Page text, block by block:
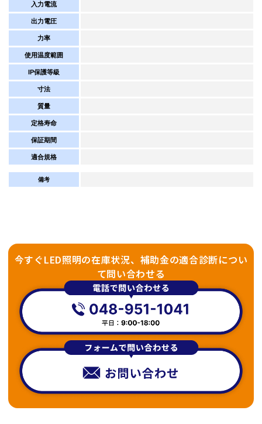
入力電流
出力電圧
力率
使用温度範囲
IP保護等級
寸法
質量
定格寿命
保証期間
適合規格
備考
今すぐLED照明の在庫状況、補助金の適合診断につい
て問い合わせる